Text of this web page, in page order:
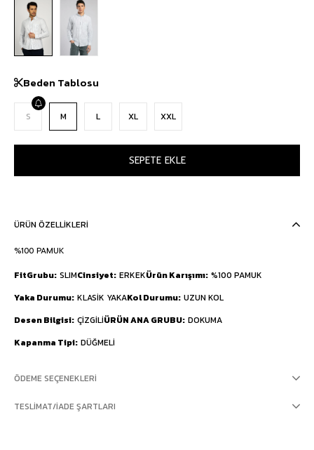
Beden Tablosu
S M L XL XXL
ÜRÜN ÖZELLIKLERI
%100 PAMUK
FitGrubu SLIMCinsiyet ERKEKÜrün Karışımı %100 PAMUK
Yaka Durumu KLASİK YAKAKol Durumu UZUN KOL
Desen Bilgisi ÇİZGİLİÜRÜN ANA GRUBU DOKUMA
Kapanma Tipi DÜĞMELİ
ÖDEME SEÇENEKLERI
TESLIMAT/İADE ŞARTLARI